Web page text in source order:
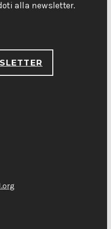
alla newsletter.